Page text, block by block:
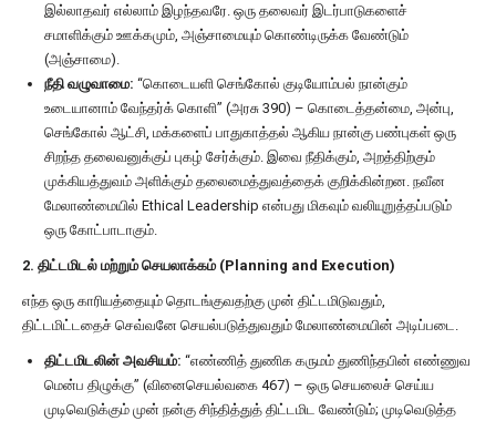
இல்லாதவர் எல்லாம் இழந்தவரே. ஒரு தலைவர் இடர்பாடுகளைச்
சமாளிக்கும் ஊக்கமும், அஞ்சாமையும் கொண்டிருக்க வேண்டும்
(அஞ்சாமை).
நீதி வழுவாமை: “கொடையளி செங்கோல் குடியோம்பல் நான்கும்
உடையானாம் வேந்தர்க் கொளி” (அரசு 390) – கொடைத்தன்மை, அன்பு,
செங்கோல் ஆட்சி, மக்களைப் பாதுகாத்தல் ஆகிய நான்கு பண்புகள் ஒரு
சிறந்த தலைவனுக்குப் புகழ் சேர்க்கும். இவை நீதிக்கும், அறத்திற்கும்
முக்கியத்துவம் அளிக்கும் தலைமைத்துவத்தைக் குறிக்கின்றன. நவீன
மேலாண்மையில் Ethical Leadership என்பது மிகவும் வலியுறுத்தப்படும்
ஒரு கோட்பாடாகும்.
2. திட்டமிடல் மற்றும் செயலாக்கம் (Planning and Execution)
எந்த ஒரு காரியத்தையும் தொடங்குவதற்கு முன் திட்டமிடுவதும்,
திட்டமிட்டதைச் செவ்வனே செயல்படுத்துவதும் மேலாண்மையின் அடிப்படை.
திட்டமிடலின் அவசியம்: “எண்ணித் துணிக கருமம் துணிந்தபின் எண்ணுவ
மென்ப திழுக்கு” (வினைசெயல்வகை 467) – ஒரு செயலைச் செய்ய
முடிவெடுக்கும் முன் நன்கு சிந்தித்துத் திட்டமிட வேண்டும்; முடிவெடுத்த